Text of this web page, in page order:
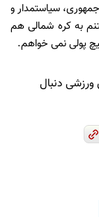
سیاستمدار و
به کره شمالی هم
پولی نمی خواهم.
ورزشی دنبال